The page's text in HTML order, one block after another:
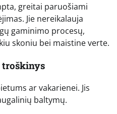
greitai paruošiami
Jie nereikalauja
gaminimo procesų,
skoniu bei maistine verte.
ar vakarienei. Jis
baltymų.